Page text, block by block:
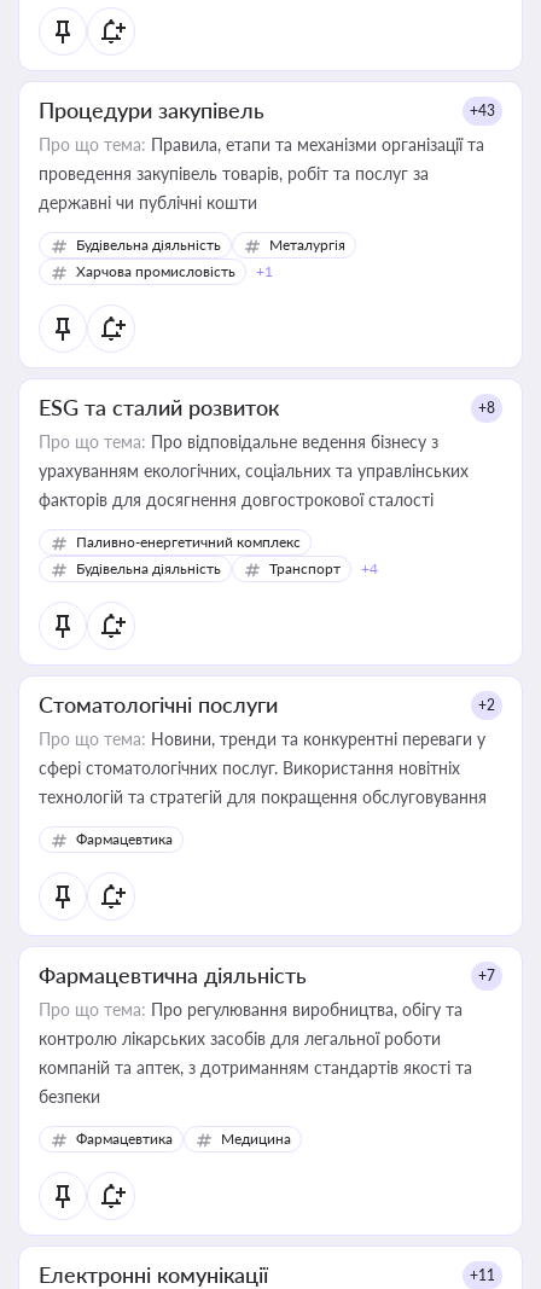
Процедури закупівель +43
Про що тема: Правила, етапи та механізми організації та
проведення закупівель товарів, робіт та послуг за
державні чи публічні кошти
Будівельна діяльність
Металургія
Харчова промисловість
+1
ESG та сталий розвиток +8
Про що тема: Про відповідальне ведення бізнесу з
урахуванням екологічних, соціальних та управлінських
факторів для досягнення довгострокової сталості
Паливно-енергетичний комплекс
Будівельна діяльність
Транспорт +4
Стоматологічні послуги +2
Про що тема: Новини, тренди та конкурентні переваги у
сфері стоматологічних послуг. Використання новітніх
технологій та стратегій для покращення обслуговування
Фармацевтика
Фармацевтична діяльність +7
Про що тема: Про регулювання виробництва, обігу та
контролю лікарських засобів для легальної роботи
компаній та аптек, з дотриманням стандартів якості та
безпеки
Фармацевтика Медицина
Електронні комунікації +11